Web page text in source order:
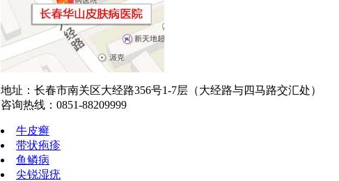
地址：长春市南关区大经路356号1-7层（大经路与四马路交汇处）
咨询热线：0851-88209999
牛皮癣
带状疱疹
鱼鳞病
尖锐湿疣